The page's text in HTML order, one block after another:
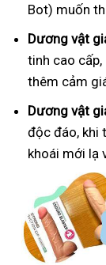
Bot) muốn
Dương vật
tinh cao
thêm cảm
Dương vật
độc đáo, khi
khoái mới lạ